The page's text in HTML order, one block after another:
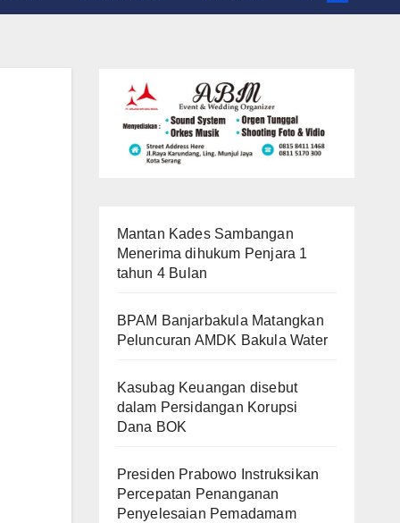
Mantan Kades Sambangan
Menerima dihukum Penjara 1
tahun 4 Bulan
BPAM Banjarbakula Matangkan
Peluncuran AMDK Bakula Water
Kasubag Keuangan disebut
dalam Persidangan Korupsi
Dana BOK
Presiden Prabowo Instruksikan
Percepatan Penanganan
Penyelesaian Pemadamam